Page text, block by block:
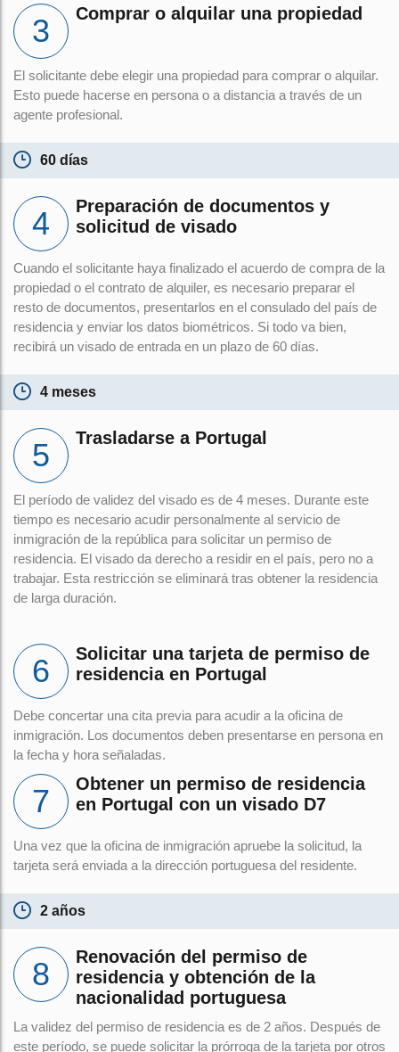
Comprar o alquilar una propiedad
El solicitante debe elegir una propiedad para comprar o alquilar.
Esto puede hacerse en persona o a distancia a través de un
agente profesional.
60 días
Preparación de documentos y
solicitud de visado
Cuando el solicitante haya finalizado el acuerdo de compra de la
propiedad o el contrato de alquiler, es necesario preparar el
resto de documentos, presentarlos en el consulado del país de
residencia y enviar los datos biométricos. Si todo va bien,
recibirá un visado de entrada en un plazo de 60 días.
4 meses
Trasladarse a Portugal
El período de validez del visado es de 4 meses. Durante este
tiempo es necesario acudir personalmente al servicio de
inmigración de la república para solicitar un permiso de
residencia. El visado da derecho a residir en el país, pero no a
trabajar. Esta restricción se eliminará tras obtener la residencia
de larga duración.
Solicitar una tarjeta de permiso de
residencia en Portugal
Debe concertar una cita previa para acudir a la oficina de
inmigración. Los documentos deben presentarse en persona en
la fecha y hora señaladas.
Obtener un permiso de residencia
en Portugal con un visado D7
Una vez que la oficina de inmigración apruebe la solicitud, la
tarjeta será enviada a la dirección portuguesa del residente.
2 años
Renovación del permiso de
residencia y obtención de la
nacionalidad portuguesa
La validez del permiso de residencia es de 2 años. Después de
este período, se puede solicitar la prórroga de la tarjeta por otros